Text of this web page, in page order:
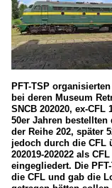
PFT-TSP
bei deren Museum
SNCB 202020, ex-
50er Jahren bestellten
der Reihe 202, später
jedoch durch die CFL
202019-202022 als
eingegliedert. Die
die CFL und gab die